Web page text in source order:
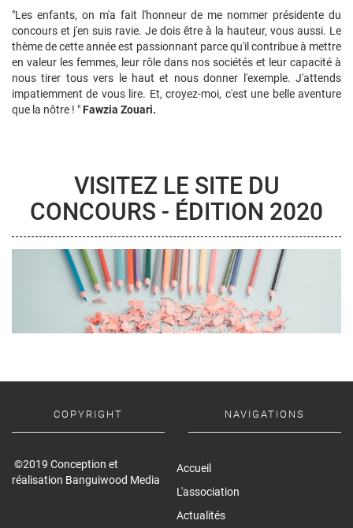
"Les enfants, on m'a fait l'honneur de me nommer présidente du
concours et j'en suis ravie. Je dois être à la hauteur, vous aussi. Le
thème de cette année est passionnant parce qu'il contribue à mettre
en valeur les femmes, leur rôle dans nos sociétés et leur capacité à
nous tirer tous vers le haut et nous donner l'exemple. J'attends
impatiemment de vous lire. Et, croyez-moi, c'est une belle aventure
que la nôtre ! " Fawzia Zouari.
VISITEZ LE SITE DU
CONCOURS - ÉDITION 2020
COPYRIGHT
©2019 Conception et
réalisation Banguiwood Media
NAVIGATIONS
Accueil
L'association
Actualités